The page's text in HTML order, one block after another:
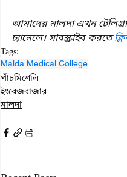
আমাদের মালদা এখন
চ্যানেলে। সাবস্ক্রাইব করতে
Tags:
Malda Medical College
পাঁচমিশেলি
ইংরেজবাজার
মালদা